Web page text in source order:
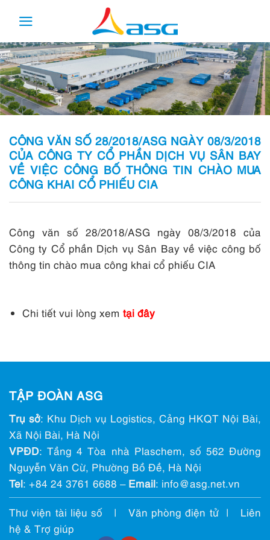
content
CÔNG VĂN SỐ 28/2018/ASG NGÀY 08/3/2018
CỦA CÔNG TY CỔ PHẦN DỊCH VỤ SÂN BAY
VỀ VIỆC CÔNG BỐ THÔNG TIN CHÀO MUA
CÔNG KHAI CỔ PHIẾU CIA
Công văn số 28/2018/ASG ngày 08/3/2018 của
Công ty Cổ phần Dịch vụ Sân Bay về việc công bố
thông tin chào mua công khai cổ phiếu CIA
Chi tiết vui lòng xemtại đây
TẬP ĐOÀN ASG
Trụ sở: Khu Dịch vụ Logistics, Cảng HKQT Nội Bài,
Xã Nội Bài, Hà Nội
VPĐD: Tầng 4 Tòa nhà Plaschem, số 562 Đường
Nguyễn Văn Cừ, Phường Bồ Đề, Hà Nội
Tel: +84 24 3761 6688 – Email: info@ asg.net.vn
Thư viện tài liệu số | Văn phòng điện tử|
Liên
hệ & Trợ giúp